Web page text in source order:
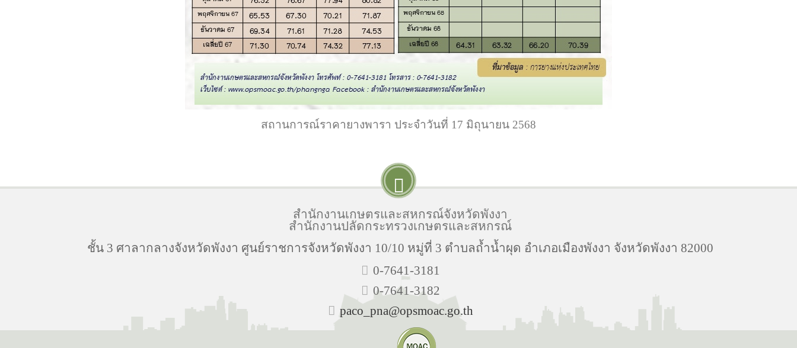
สถานการณ์ราคายางพารา ประจำวันที่ 17 มิถุนายน 2568
สำนักงานเกษตรและสหกรณ์จังหวัดพังงา
สำนักงานปลัดกระทรวงเกษตรและสหกรณ์
ชั้น 3 ศาลากลางจังหวัดพังงา ศูนย์ราชการจังหวัดพังงา 10/10 หมู่ที่ 3 ตำบลถ้ำน้ำผุด อำเภอเมืองพังงา จังหวัดพังงา 82000
0-7641-3181
0-7641-3182
paco_pna@opsmoac.go.th